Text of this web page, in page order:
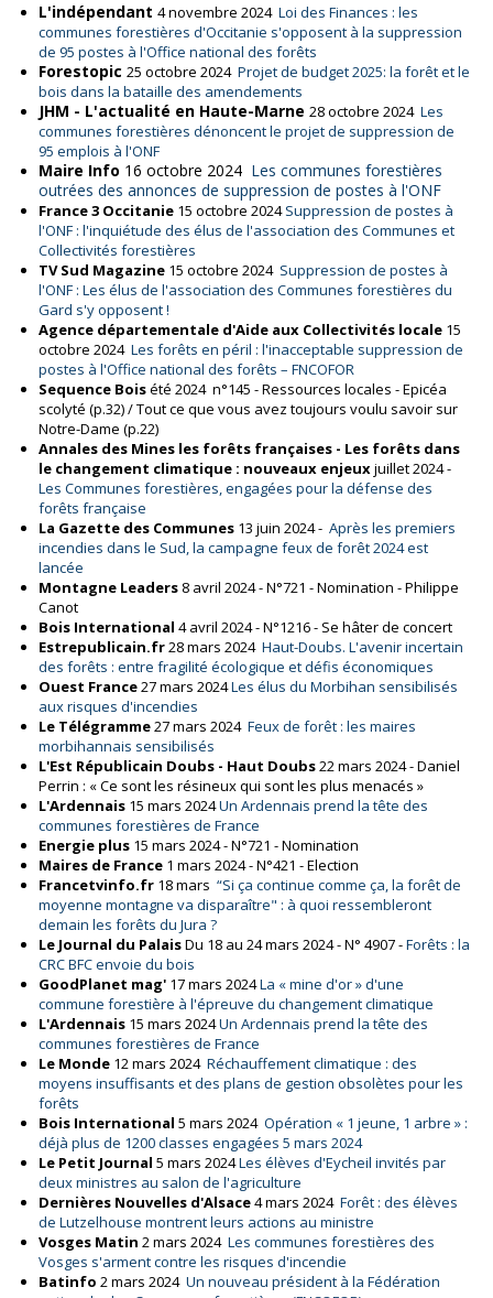
L'indépendant 4 novembre 2024 Loi des Finances : les
communes forestières d'Occitanie s'opposent à la suppression
de 95 postes à l'Office national des forêts
Forestopic 25 octobre 2024 Projet de budget 2025: la forêt et le
bois dans la bataille des amendements
JHM - L'actualité en Haute-Marne 28 octobre 2024 Les
communes forestières dénoncent le projet de suppression de
95 emplois à l'ONF
Maire Info 16 octobre 2024 Les communes forestières
outrées des annonces de suppression de postes à l'ONF
France 3 Occitanie 15 octobre 2024Suppression de postes à
l'ONF : l'inquiétude des élus de l'association des Communes et
Collectivités forestières
TV Sud Magazine 15 octobre 2024 Suppression de postes à
l'ONF : Les élus de l'association des Communes forestières du
Gard s'y opposent !
Agence départementale d'Aide aux Collectivités locale 15
octobre 2024 Les forêts en péril : l'inacceptable suppression de
postes à l'Office national des forêts – FNCOFOR
Sequence Boisété 2024 n°145 - Ressources locales - Epicéa
scolyté (p.32) / Tout ce que vous avez toujours voulu savoir sur
Notre-Dame (p.22)
Annales des Mines les forêts françaises - Les forêts dans
le changement climatique : nouveaux enjeuxjuillet 2024 -
Les Communes forestières, engagées pour la défense des
forêts française
La Gazette des Communes 13 juin 2024 - Après les premiers
incendies dans le Sud, la campagne feux de forêt 2024 est
lancée
Montagne Leaders 8 avril 2024 - N°721 - Nomination - Philippe
Canot
Bois International 4 avril 2024 - N°1216 - Se hâter de concert
Estrepublicain.fr28 mars 2024 Haut-Doubs. L'avenir incertain
des forêts : entre fragilité écologique et défis économiques
Ouest France27 mars 2024Les élus du Morbihan sensibilisés
aux risques d'incendies
Le Télégramme27 mars 2024 Feux de forêt : les maires
morbihannais sensibilisés
L'Est Républicain Doubs - Haut Doubs22 mars 2024 -Daniel
Perrin : « Ce sont les résineux qui sont les plus menacés »
L'Ardennais 15 mars 2024Un Ardennais prend la tête des
communes forestières de France
Energie plus 15 mars 2024 - N°721 - Nomination
Maires de France 1 mars 2024 - N°421 - Election
Francetvinfo.fr 18 mars “Si ça continue comme ça, la forêt de
moyenne montagne va disparaître" : à quoi ressembleront
demain les forêts du Jura ?
Le Journal du PalaisDu 18 au 24 mars 2024 - N° 4907 -Forêts : la
CRC BFC envoie du bois
GoodPlanet mag' 17 mars 2024La « mine d'or » d'une
commune forestière à l'épreuve du changement climatique
L'Ardennais 15 mars 2024Un Ardennais prend la tête des
communes forestières de France
Le Monde 12 mars 2024 Réchauffement climatique : des
moyens insuffisants et des plans de gestion obsolètes pour les
forêts
Bois International 5 mars 2024 Opération « 1 jeune, 1 arbre » :
déjà plus de 1200 classes engagées 5 mars 2024
Le Petit Journal 5 mars 2024Les élèves d'Eycheil invités par
deux ministres au salon de l'agriculture
Dernières Nouvelles d'Alsace4 mars 2024 Forêt : des élèves
de Lutzelhouse montrent leurs actions au ministre
Vosges Matin 2 mars 2024 Les communes forestières des
Vosges s'arment contre les risques d'incendie
Batinfo 2 mars 2024 Un nouveau président à la Fédération